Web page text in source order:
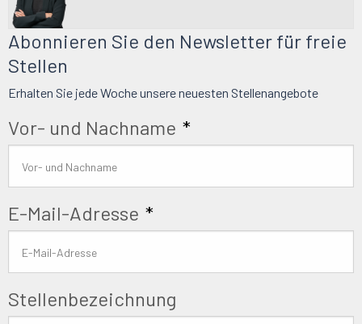
Abonnieren Sie den Newsletter für freie
Stellen
Erhalten Sie jede Woche unsere neuesten Stellenangebote
Vor- und Nachname *
E-Mail-Adresse *
Stellenbezeichnung